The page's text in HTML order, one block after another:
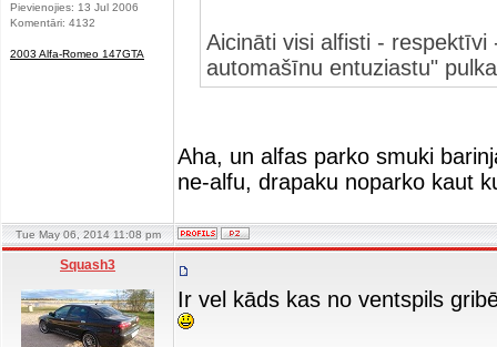
Pievienojies: 13 Jul 2006
Komentāri: 4132
2003 Alfa-Romeo 147GTA
Aicināti visi alfisti -
automašīnu entuziastu"
Aha, un alfas parko smuki
ne-alfu, drapaku noparko kaut
Tue May 06, 2014 11:08 pm
Squash3
Ir vel kāds kas no ventspils